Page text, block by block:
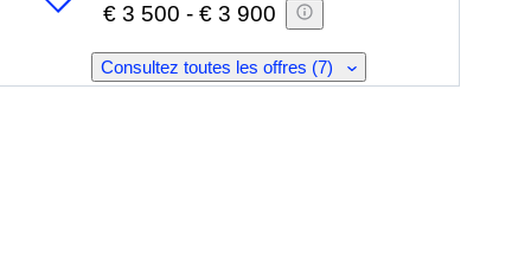
€ 3 500 - € 3 900
Consultez toutes les offres (7)